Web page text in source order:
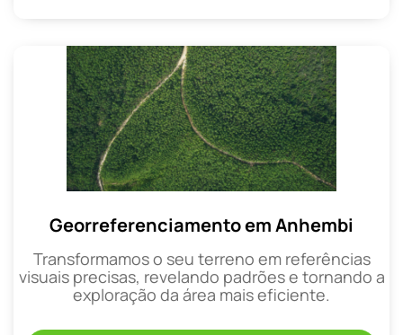
Georreferenciamento em Anhembi
Transformamos o seu terreno em referências
visuais precisas, revelando padrões e tornando a
exploração da área mais eficiente.